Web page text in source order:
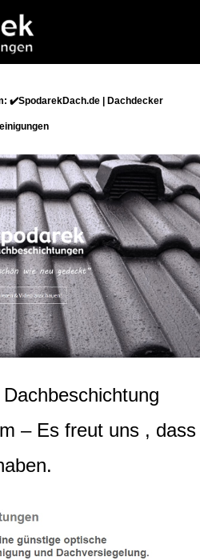
✔️SpodarekDach.de | Dachdecker
– Es freut uns , dass